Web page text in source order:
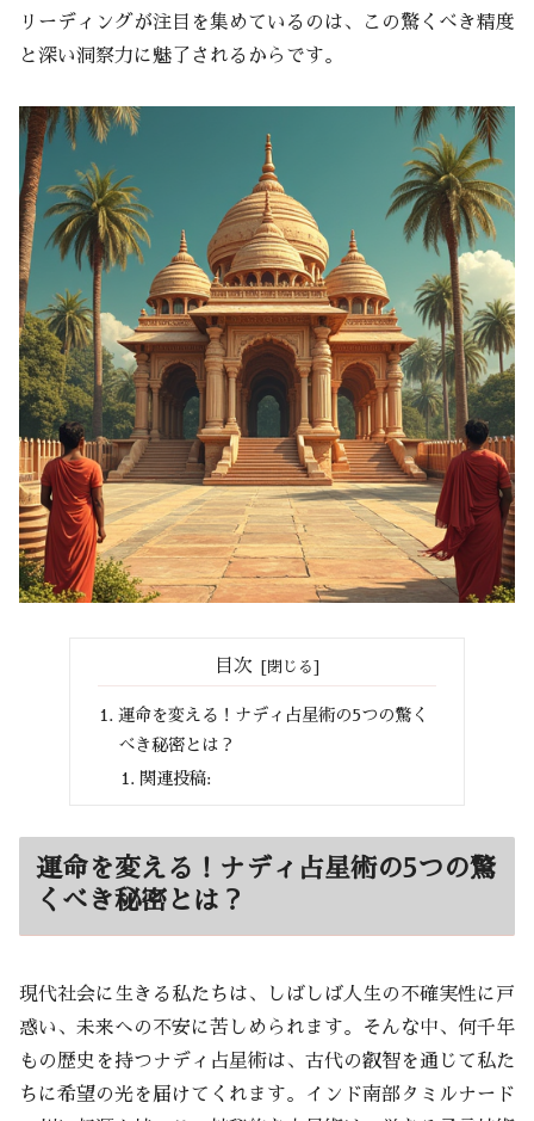
リーディングが注目を集めているのは、この驚くべき精度
と深い洞察力に魅了されるからです。
目次
運命を変える！ナディ占星術の5つの驚く
べき秘密とは？
関連投稿:
運命を変える！ナディ占星術の5つの驚
くべき秘密とは？
現代社会に生きる私たちは、しばしば人生の不確実性に戸
惑い、未来への不安に苦しめられます。そんな中、何千年
もの歴史を持つナディ占星術は、古代の叡智を通じて私た
ちに希望の光を届けてくれます。インド南部タミルナード